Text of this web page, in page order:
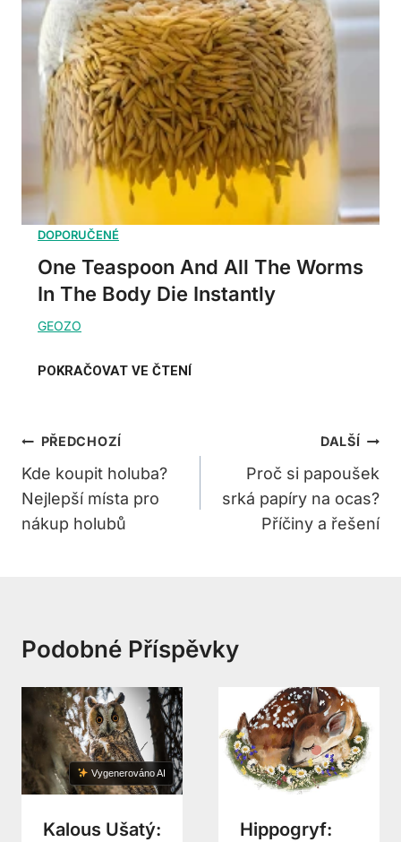
One Teaspoon And All The Worms
In The Body Die Instantly
Navigace
Pro
Příspěvek
PŘEDCHOZÍ
Kde koupit holuba?
Nejlepší místa pro
nákup holubů
DALŠÍ
Proč si papoušek
srká papíry na ocas?
Příčiny a řešení
Podobné Příspěvky
Vygenerováno AI
Kalous Ušatý:
Hippogryf: